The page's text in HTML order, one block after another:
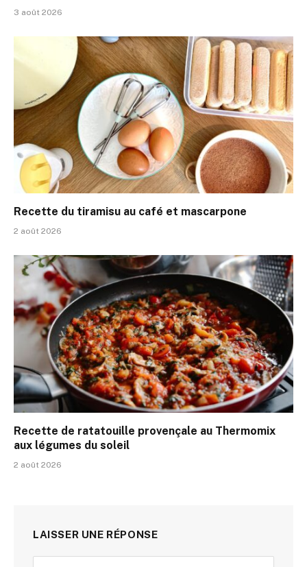
3 août 2026
Recette du tiramisu au café et mascarpone
2 août 2026
Recette de ratatouille provençale au Thermomix
aux légumes du soleil
2 août 2026
LAISSER UNE RÉPONSE